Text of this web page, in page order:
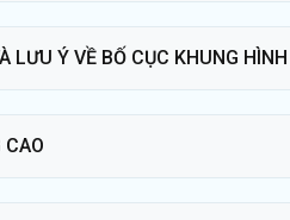
LƯU Ý VỀ BỐ CỤC KHUNG HÌNH
CAO